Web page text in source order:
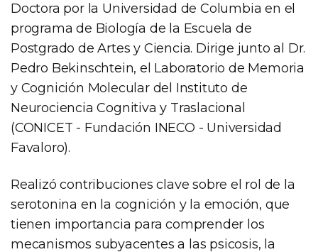
Doctora por la Universidad de Columbia en el
programa de Biología de la Escuela de
Postgrado de Artes y Ciencia. Dirige junto al Dr.
Pedro Bekinschtein, el Laboratorio de Memoria
y Cognición Molecular del Instituto de
Neurociencia Cognitiva y Traslacional
(CONICET - Fundación INECO - Universidad
Favaloro).
Realizó contribuciones clave sobre el rol de la
serotonina en la cognición y la emoción, que
tienen importancia para comprender los
mecanismos subyacentes a las psicosis, la